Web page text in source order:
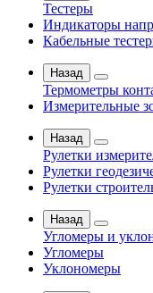
Тестеры
Индикаторы
Кабельные
Назад
Термометры
Измерительные
Назад
Рулетки
Рулетки
Рулетки
Назад
Угломеры и
Угломеры
Уклономеры